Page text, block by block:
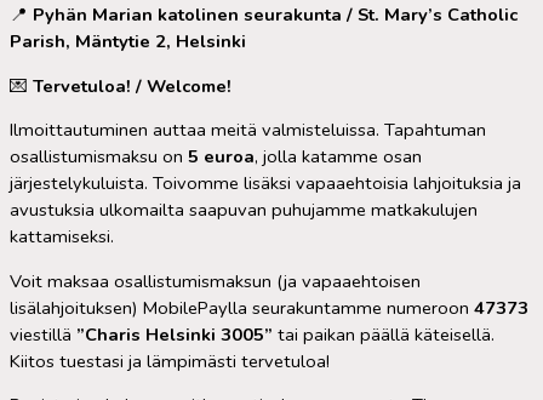
📍 Pyhän Marian katolinen seurakunta / St. Mary’s Catholic
Parish, Mäntytie 2, Helsinki
💌 Tervetuloa! / Welcome!
Ilmoittautuminen auttaa meitä valmisteluissa. Tapahtuman
osallistumismaksu on 5 euroa, jolla katamme osan
järjestelykuluista. Toivomme lisäksi vapaaehtoisia lahjoituksia ja
avustuksia ulkomailta saapuvan puhujamme matkakulujen
kattamiseksi.
Voit maksaa osallistumismaksun (ja vapaaehtoisen
lisälahjoituksen) MobilePaylla seurakuntamme numeroon 47373
viestillä ”Charis Helsinki 3005” tai paikan päällä käteisellä.
Kiitos tuestasi ja lämpimästi tervetuloa!